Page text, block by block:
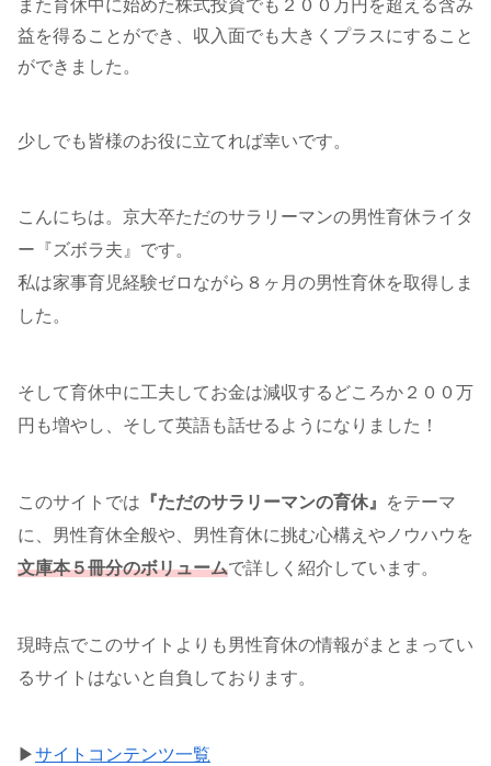
また育休中に始めた株式投資でも２００万円を超える含み
益を得ることができ、収入面でも大きくプラスにすること
ができました。
少しでも皆様のお役に立てれば幸いです。
こんにちは。京大卒ただのサラリーマンの男性育休ライタ
ー『ズボラ夫』です。
私は家事育児経験ゼロながら８ヶ月の男性育休を取得しま
した。
そして育休中に工夫してお金は減収するどころか２００万
円も増やし、そして英語も話せるようになりました！
このサイトでは 『ただのサラリーマンの育休』
をテーマ
に、男性育休全般や、男性育休に挑む心構えやノウハウを
文庫本５冊分のボリュームで詳しく紹介しています。
現時点でこのサイトよりも男性育休の情報がまとまってい
るサイトはないと自負しております。
▶サイトコンテンツ一覧